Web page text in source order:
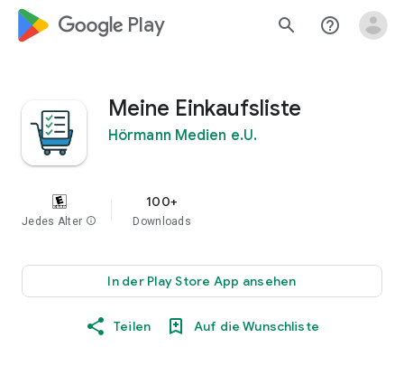
google_logo Play search help_outline
Meine Einkaufsliste
Hörmann Medien e.U.
Jedes Alter info
100+
Downloads
In der Play Store App ansehen
Teilen Auf die Wunschliste